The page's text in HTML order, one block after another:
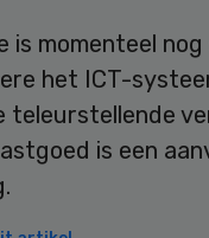
is momenteel
het ICT-
teleurstellende
is een